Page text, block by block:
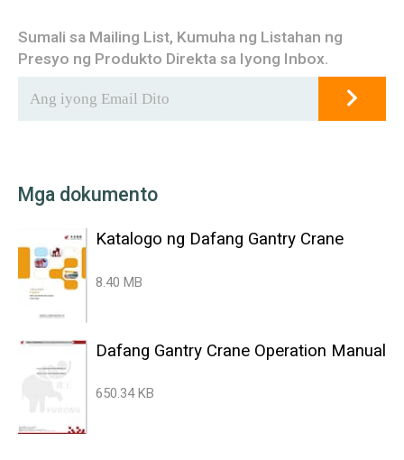
Sumali sa Mailing List, Kumuha ng Listahan ng
Presyo ng Produkto Direkta sa Iyong Inbox.
Mga dokumento
Katalogo ng Dafang Gantry Crane
8.40 MB
Dafang Gantry Crane Operation Manual
650.34 KB